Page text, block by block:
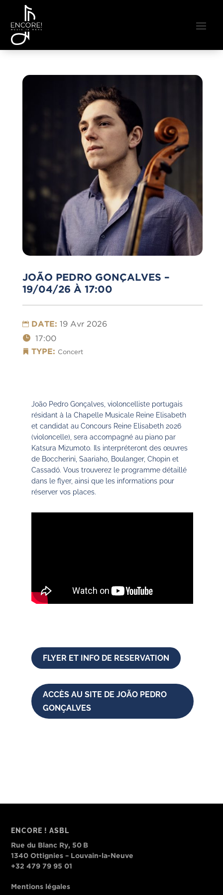
JOÃO PEDRO GONÇALVES –
19/04/26 À 17:00
DATE:19 Avr 2026
17:00
TYPE: Concert
João Pedro Gonçalves, violoncelliste portugais
résidant à la Chapelle Musicale Reine Elisabeth
et candidat au Concours Reine Elisabeth 2026
(violoncelle), sera accompagné au piano par
Katsura Mizumoto. Ils interpréteront des œuvres
de Boccherini, Saariaho, Boulanger, Chopin et
Cassadó. Vous trouverez le programme détaillé
dans le flyer, ainsi que les informations pour
réserver vos places.
FLYER ET INFO DE RESERVATION
ACCÈS AU SITE DE JOÃO PEDRO
GONÇALVES
ENCORE ! ASBL
Rue du Blanc Ry, 50 B
1340 Ottignies – Louvain-la-Neuve
+32 479 79 95 01
Mentions légales